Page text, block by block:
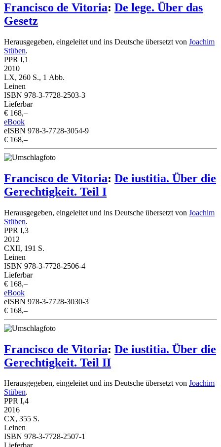
Francisco de Vitoria: De lege. Über das
Gesetz
Herausgegeben, eingeleitet und ins Deutsche übersetzt von Joachim
Stüben.
PPR I,1
2010
LX, 260 S., 1 Abb.
Leinen
ISBN 978-3-7728-2503-3
Lieferbar
€ 168,–
eBook
eISBN 978-3-7728-3054-9
€ 168,–
Francisco de Vitoria: De iustitia. Über die
Gerechtigkeit. Teil I
Herausgegeben, eingeleitet und ins Deutsche übersetzt von Joachim
Stüben.
PPR I,3
2012
CXII, 191 S.
Leinen
ISBN 978-3-7728-2506-4
Lieferbar
€ 168,–
eBook
eISBN 978-3-7728-3030-3
€ 168,–
Francisco de Vitoria: De iustitia. Über die
Gerechtigkeit. Teil II
Herausgegeben, eingeleitet und ins Deutsche übersetzt von Joachim
Stüben.
PPR I,4
2016
CX, 355 S.
Leinen
ISBN 978-3-7728-2507-1